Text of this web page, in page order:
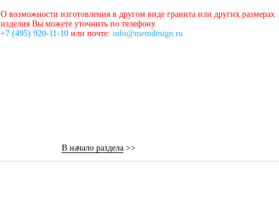
О возможности изготовления в другом виде гранита или других размерах
изделия Вы можете уточнить по телефону
+7 (495) 920-11-10 или почте: info@memdesign.ru
В начало раздела >>